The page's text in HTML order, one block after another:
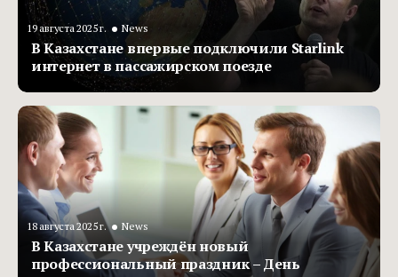
19 августа 2025 г. • News
В Казахстане впервые подключили Starlink
интернет в пассажирском поезде
18 августа 2025 г. • News
В Казахстане учреждён новый
профессиональный праздник – День